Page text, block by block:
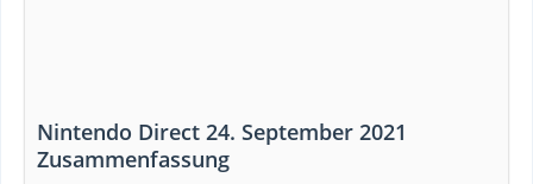
Nintendo Direct 24. September 2021
Zusammenfassung